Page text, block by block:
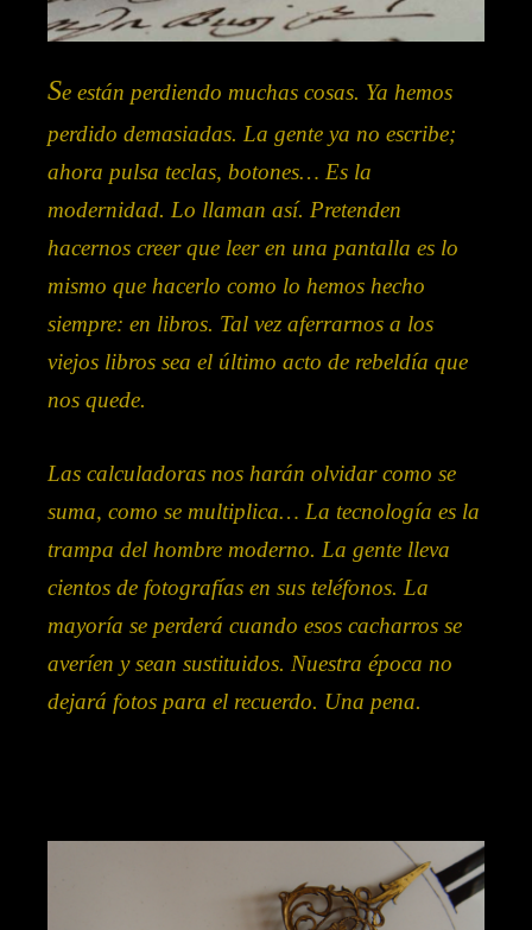
Se están perdiendo muchas cosas. Ya hemos
perdido demasiadas. La gente ya no escribe;
ahora pulsa teclas, botones… Es la
modernidad. Lo llaman así. Pretenden
hacernos creer que leer en una pantalla es lo
mismo que hacerlo como lo hemos hecho
siempre: en libros. Tal vez aferrarnos a los
viejos libros sea el último acto de rebeldía que
nos quede.
Las calculadoras nos harán olvidar como se
suma, como se multiplica… La tecnología es la
trampa del hombre moderno. La gente lleva
cientos de fotografías en sus teléfonos. La
mayoría se perderá cuando esos cacharros se
averíen y sean sustituidos. Nuestra época no
dejará fotos para el recuerdo. Una pena.